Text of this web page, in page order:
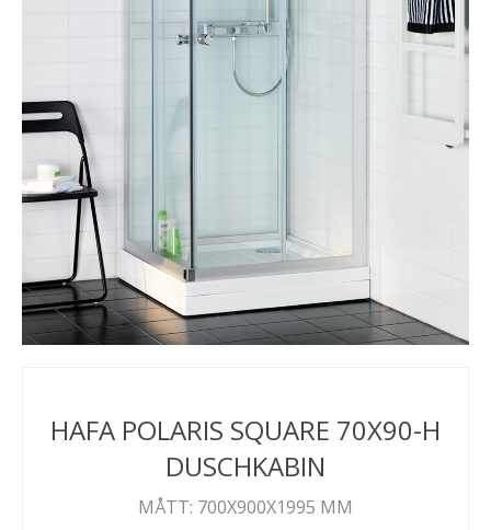
HAFA POLARIS SQUARE 70X90-H
DUSCHKABIN
MÅTT: 700X900X1995 MM